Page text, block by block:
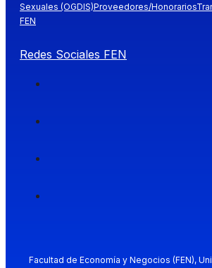
Sexuales (OGDIS)Proveedores/Honorarios
FEN
Redes Sociales FEN
Facultad de Economía y Negocios (FEN),